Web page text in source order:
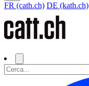
FR (cath.ch) DE (kath.ch)